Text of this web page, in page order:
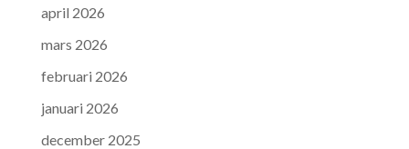
april 2026
mars 2026
februari 2026
januari 2026
december 2025